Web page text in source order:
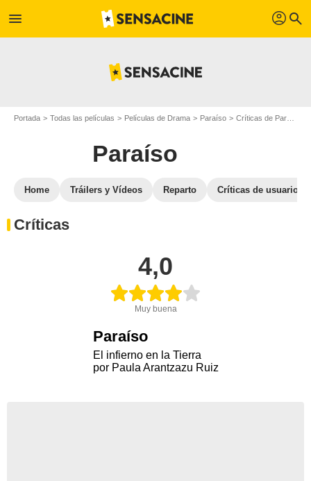
menu profil search
Portada Todas las películas Películas de Drama Paraíso Críticas de Paraíso
Paraíso
Home Tráilers y Vídeos Reparto Críticas de usuarios
Críticas
4,0
Muy buena
Paraíso
El infierno en la Tierra
por Paula Arantzazu Ruiz